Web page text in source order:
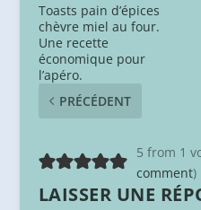
Toasts pain d’épices
chèvre miel au four.
Une recette
économique pour
l’apéro.
PRÉCÉDENT
5 from 1
comment)
LAISSER UNE